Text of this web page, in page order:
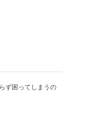
ず困ってしまうの